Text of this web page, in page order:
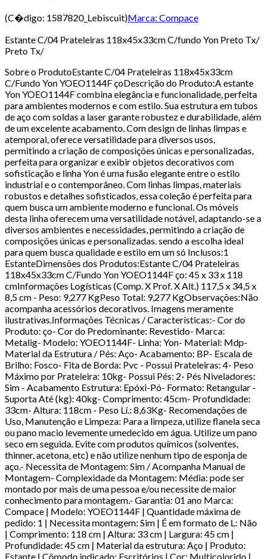
(C�digo: 1587820_Lebiscuit)Marca: Compace
Estante C/04 Prateleiras 118x45x33cm C/fundo Yon Preto Tx/
Preto Tx/
Sobre o ProdutoEstante C/04 Prateleiras 118x45x33cm
C/Fundo Yon YOEO1144F çoDescrição do Produto:A estante
Yon YOEO1144F combina elegância e funcionalidade, perfeita
para ambientes modernos e com estilo. Sua estrutura em tubos
de aço com soldas a laser garante robustez e durabilidade, além
de um excelente acabamento. Com design de linhas limpas e
atemporal, oferece versatilidade para diversos usos,
permitindo a criação de composições únicas e personalizadas,
perfeita para organizar e exibir objetos decorativos com
sofisticação e linha Yon é uma fusão elegante entre o estilo
industrial e o contemporâneo. Com linhas limpas, materiais
robustos e detalhes sofisticados, essa coleção é perfeita para
quem busca um ambiente moderno e funcional. Os móveis
desta linha oferecem uma versatilidade notável, adaptando-se a
diversos ambientes e necessidades, permitindo a criação de
composições únicas e personalizadas. sendo a escolha ideal
para quem busca qualidade e estilo em um só Inclusos:1
EstanteDimensões dos Produtos:Estante C/04 Prateleiras
118x45x33cm C/Fundo Yon YOEO1144F ço: 45 x 33 x 118
cmInformações Logísticas (Comp. X Prof. X Alt.) 117,5 x 34,5 x
8,5 cm - Peso: 9,277 KgPeso Total: 9,277 KgObservações:Não
acompanha acessórios decorativos. Imagens meramente
ilustrativas.Informações Técnicas / Características:- Cor do
Produto: ço- Cor do Predominante: Revestido- Marca:
Metalig- Modelo: YOEO1144F- Linha: Yon- Material: Mdp-
Material da Estrutura / Pés: Aço- Acabamento: BP- Escala de
Brilho: Fosco- Fita de Borda: Pvc - Possui Prateleiras: 4- Peso
Máximo por Prateleira: 10kg- Possui Pés: 2- Pés Niveladores:
Sim - Acabamento Estrutura: Epóxi-Pó- Formato: Retangular -
Suporta Até (kg): 40kg- Comprimento: 45cm- Profundidade:
33cm- Altura: 118cm - Peso Lí.: 8,63Kg- Recomendações de
Uso, Manutenção e Limpeza: Para a limpeza, utilize flanela seca
ou pano macio levemente umedecido em água. Utilize um pano
seco em seguida. Evite com produtos químicos (solventes,
thinner, acetona, etc) e não utilize nenhum tipo de esponja de
aço.- Necessita de Montagem: Sim / Acompanha Manual de
Montagem- Complexidade da Montagem: Média: pode ser
montado por mais de uma pessoa e/ou necessite de maior
conhecimento para montagem.- Garantia: 01 ano Marca:
Compace | Modelo: YOEO1144F | Quantidade máxima de
pedido: 1 | Necessita montagem: Sim | É em formato de L: Não
| Comprimento: 118 cm | Altura: 33 cm | Largura: 45 cm |
Profundidade: 45 cm | Material da estrutura: Aço | Produto:
Estante | Cômodo indicado: Escritórios | Cor: Multicolorido |